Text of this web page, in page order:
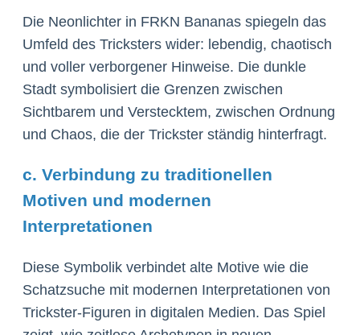
Die Neonlichter in FRKN Bananas spiegeln das
Umfeld des Tricksters wider: lebendig, chaotisch
und voller verborgener Hinweise. Die dunkle
Stadt symbolisiert die Grenzen zwischen
Sichtbarem und Verstecktem, zwischen Ordnung
und Chaos, die der Trickster ständig hinterfragt.
c. Verbindung zu traditionellen
Motiven und modernen
Interpretationen
Diese Symbolik verbindet alte Motive wie die
Schatzsuche mit modernen Interpretationen von
Trickster-Figuren in digitalen Medien. Das Spiel